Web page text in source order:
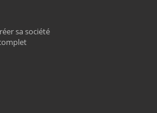
sa société